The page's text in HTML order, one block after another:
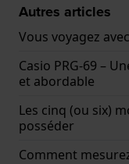
Autres articles
Vous voyagez
Casio PRG-69 –
et abordable
Les cinq (ou six)
posséder
Comment